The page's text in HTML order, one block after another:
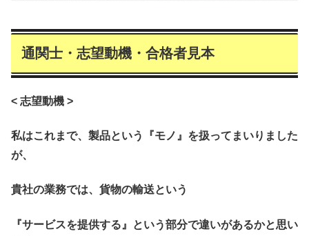
通関士・志望動機・合格者見本
< 志望動機 >
私はこれまで、製品という『モノ』を扱ってまいりました
が、
貴社の業務では、貨物の輸送という
『サービスを提供する』という部分で違いがあるかと思い